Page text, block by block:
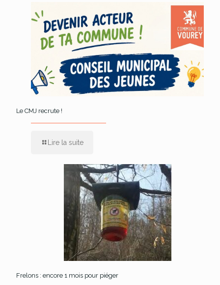
Le CMJ recrute !
Lire la suite
Frelons : encore 1 mois pour piéger